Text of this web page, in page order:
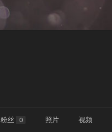
粉丝 0 照片 视频